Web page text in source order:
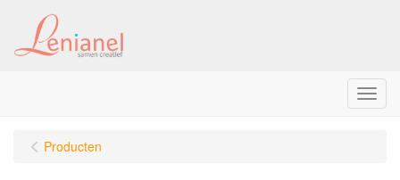
Menu
Producten